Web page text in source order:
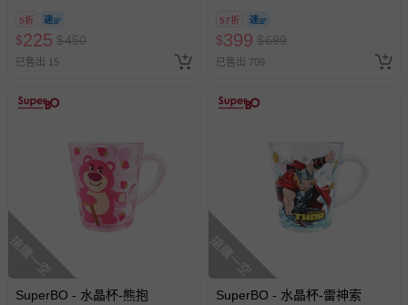
5折
$225 $450
已售出 15
57折
$399 $699
已售出 709
搶購一空
SuperBO - 水晶杯-熊抱
搶購一空
SuperBO - 水晶杯-雷神索